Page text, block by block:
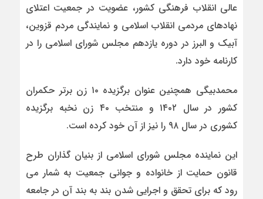
عالی انقلاب فرهنگی کشور، عضویت در جمعیت اعتلای
نهادهای مردمی انقلاب اسلامی و نمایندگی مردم قزوین،
آبیک و البرز در دوره یازدهم مجلس شورای اسلامی را در
کارنامه خود دارد.
محمدبیگی همچنین عنوان برگزیده ۱۰ زن برتر حکمران
کشور در سال ۱۴۰۲ و منتخب ۴۰ زن نخبه برگزیده
کشوری در سال ۹۸ را نیز از آن خود کرده است.
این نماینده مجلس شورای اسلامی از بنیان گذاران طرح
قانون حمایت از خانواده و جوانی جمعیت به شمار می
رود که برای تحقق و اجرایی شدن بند به بند آن در جامعه